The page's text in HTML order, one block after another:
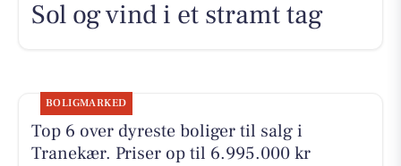
Sol og vind i et stramt tag
BOLIGMARKED
Top 6 over dyreste boliger til salg i
Tranekær. Priser op til 6.995.000 kr